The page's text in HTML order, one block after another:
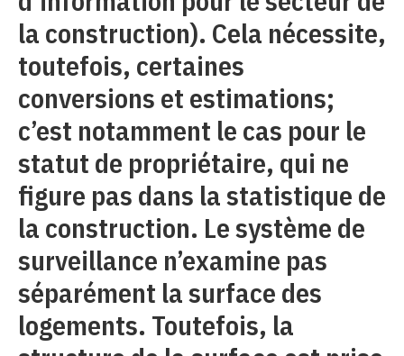
la construction). Cela nécessite,
toutefois, certaines
conversions et estimations;
c’est notamment le cas pour le
statut de propriétaire, qui ne
figure pas dans la statistique de
la construction. Le système de
surveillance n’examine pas
séparément la surface des
logements. Toutefois, la